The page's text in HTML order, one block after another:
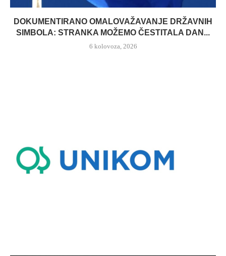
DOKUMENTIRANO OMALOVAŽAVANJE DRŽAVNIH
SIMBOLA: STRANKA MOŽEMO ČESTITALA DAN...
6 kolovoza, 2026